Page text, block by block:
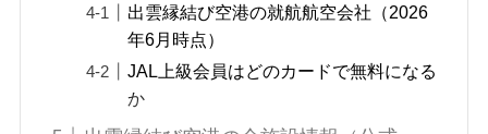
出雲縁結び空港の就航航空会社（2026
年6月時点）
JAL上級会員はどのカードで無料になる
か